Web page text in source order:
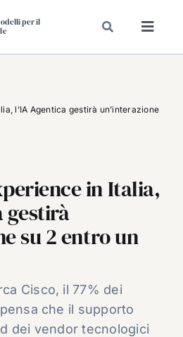
per il
l’IA Agentica gestirà un’interazione
in Italia,
gestirà
su 2 entro un
Cisco, il 77% dei
che il supporto
dei vendor tecnologici